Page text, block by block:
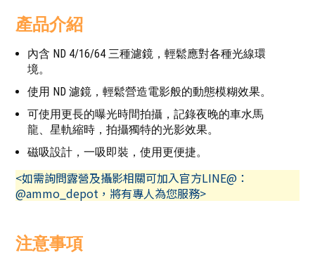
產品介紹
內含 ND 4/16/64 三種濾鏡，輕鬆應對各種光線環
境。
使用 ND 濾鏡，輕鬆營造電影般的動態模糊效果。
可使用更長的曝光時間拍攝，記錄夜晚的車水馬
龍、星軌縮時，拍攝獨特的光影效果。
磁吸設計，一吸即裝，使用更便捷。
<如需詢問露營及攝影相關可加入官方LINE@：
@ammo_depot，將有專人為您服務>
注意事項